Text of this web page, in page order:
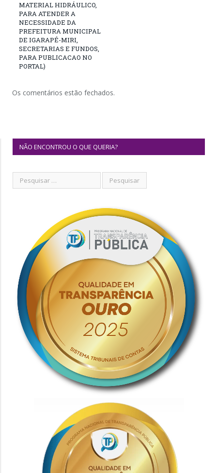
MATERIAL HIDRÁULICO,
PARA ATENDER A
NECESSIDADE DA
PREFEITURA MUNICIPAL
DE IGARAPÉ-MIRI,
SECRETARIAS E FUNDOS,
PARA PUBLICACAO NO
PORTAL)
Os comentários estão fechados.
NÃO ENCONTROU O QUE QUERIA?